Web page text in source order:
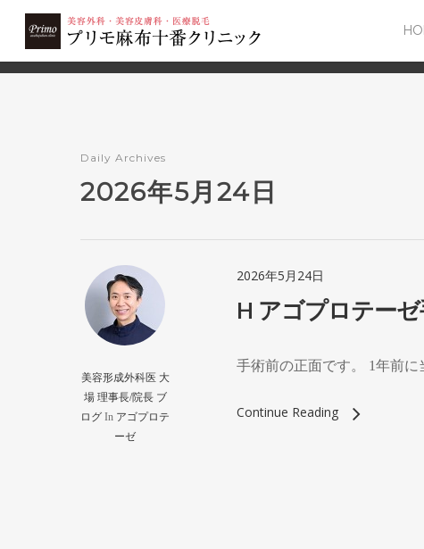
2503
Daily Archives
2026年5月24日
2026年5月24日
美容形成外科医 大
場 理事長/院長 ブ
ログ In アゴプロテ
ーゼ
H アゴプロテー
手術前の正面です。 1年前
Continue Reading